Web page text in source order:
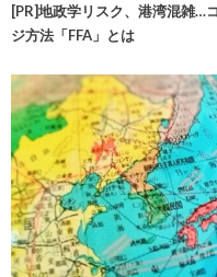
[PR]地政学リスク、港湾混雑…
ジ方法「FFA」とは